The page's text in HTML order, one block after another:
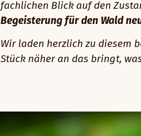
fachlichen Blick auf den
Begeisterung für den Wald
Wir laden herzlich zu diesem
Stück näher an das bringt,